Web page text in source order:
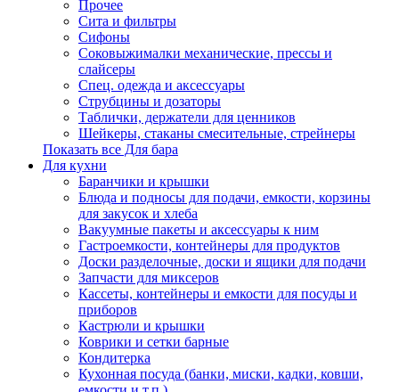
Прочее
Сита и фильтры
Сифоны
Соковыжималки механические, прессы и
слайсеры
Спец. одежда и аксессуары
Струбцины и дозаторы
Таблички, держатели для ценников
Шейкеры, стаканы смесительные, стрейнеры
Показать все Для бара
Для кухни
Баранчики и крышки
Блюда и подносы для подачи, емкости, корзины
для закусок и хлеба
Вакуумные пакеты и аксессуары к ним
Гастроемкости, контейнеры для продуктов
Доски разделочные, доски и ящики для подачи
Запчасти для миксеров
Кассеты, контейнеры и емкости для посуды и
приборов
Кастрюли и крышки
Коврики и сетки барные
Кондитерка
Кухонная посуда (банки, миски, кадки, ковши,